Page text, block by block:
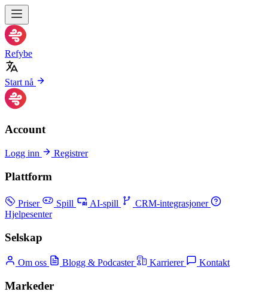
Refybe
Start nå
Account
Logg inn Registrer
Plattform
Priser Spill AI-spill
CRM-integrasjoner
Hjelpesenter
Selskap
Om oss Blogg & Podcaster Karrierer Kontakt
Markeder